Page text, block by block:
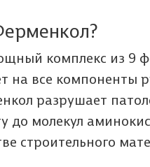
комплекс из 9
на все компоненты
разрушает
до молекул
строительного